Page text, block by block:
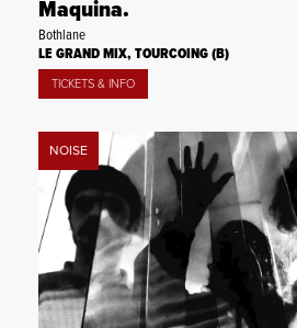
Maquina.
Bothlane
LE GRAND MIX, TOURCOING (B)
TICKETS & INFO
NOISE